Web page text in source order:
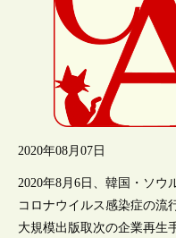
2020年08月07日
2020年8月6日、韓国・ソウ
コロナウイルス感染症の流
大規模出版取次の企業再生